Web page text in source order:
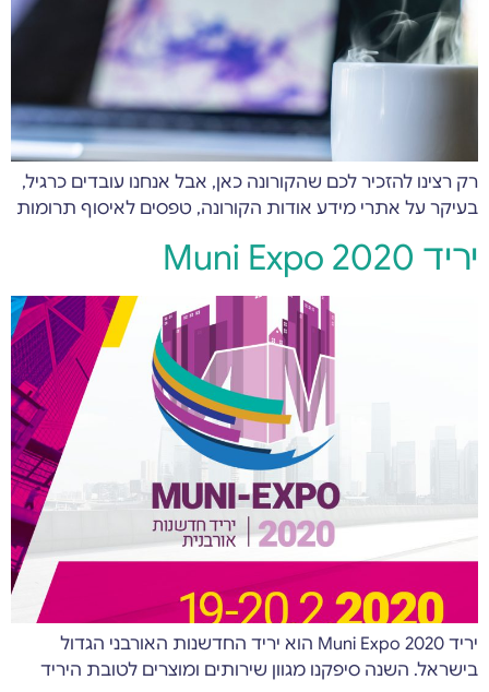
רק רצינו להזכיר לכם שהקורונה כאן, אבל אנחנו עובדים כרגיל,
בעיקר על אתרי מידע אודות הקורונה, טפסים לאיסוף תרומות
יריד Muni Expo 2020
יריד Muni Expo 2020 הוא יריד החדשנות האורבני הגדול
בישראל. השנה סיפקנו מגוון שירותים ומוצרים לטובת היריד